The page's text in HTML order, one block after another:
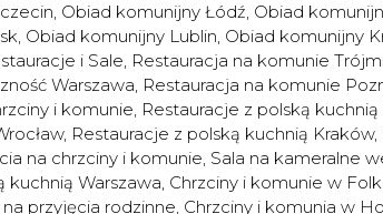
, Obiad komunijny Łódź, Obiad
, Obiad komunijny Lublin, Obiad komunijny
i Sale, Restauracja na komunie
Warszawa, Restauracja na komunie
i komunie, Restauracje z polską kuchnią
, Restauracje z polską kuchnią Kraków,
na chrzciny i komunie, Sala na kameralne
kuchnią Warszawa, Chrzciny i komunie w
przyjęcia rodzinne, Chrzciny i komunia w